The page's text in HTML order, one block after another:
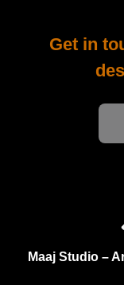
Get in
Maaj Studio –